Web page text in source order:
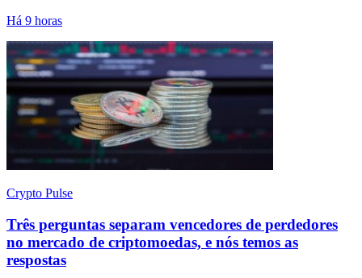
Há 9 horas
Crypto Pulse
Três perguntas separam vencedores de perdedores
no mercado de criptomoedas, e nós temos as
respostas